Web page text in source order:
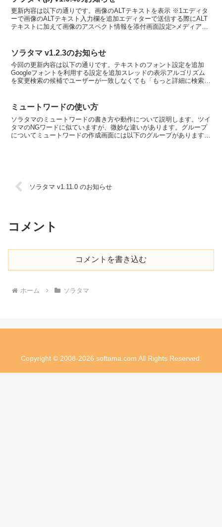
更新内容は以下の通りです。画像のALTテキストを表示 ※1エディタ
ーで画像のALTテキスト入力欄を追加エディターで送信する際にALT
テキストに加えて画像のアスペクト情報を添付画面設定>メディアに
ソラタマ v1.2.3のお知らせ
今回の更新内容は以下の通りです。テキストのフォント設定を追加
Googleフォントを利用する設定を追加スレッドの表示アルゴリズム
を変更検索の候補でユーザーが一致しなくても「もっと詳細に検索」
ミュートワードの使い方
ソラタマのミュートワードの書き方や動作について説明します。ツイ
タマのNGワードに似ていますが、微妙な違いがあります。グループ
についてミュートワードの作成画面には以下のグループがあります。
ソラタマ v1.11.0 のお知らせ
コメント
コメントを書き込む
ホーム ソラタマ
Copyright © 2008-2026 softama.com All Rights Reserved.